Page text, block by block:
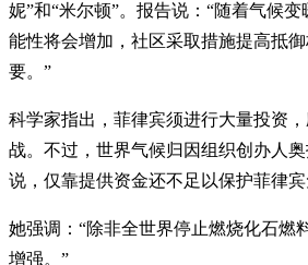
妮”和“米尔顿”。报告说：“随着气候
能性将会增加，社区采取措施提高抵
要。”
科学家指出，菲律宾须进行大量投资
战。不过，世界气候归因组织创办人奥
说，仅靠提供资金还不足以保护菲律宾
她强调：“除非全世界停止燃烧化石燃
增强。”